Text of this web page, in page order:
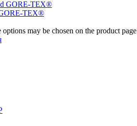
TEX®
may be chosen on the product page